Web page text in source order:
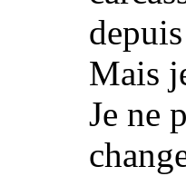
Mais
Je ne